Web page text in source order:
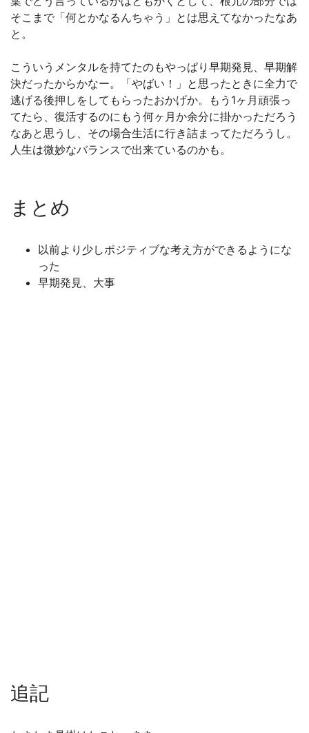
そこまで「何とかなるんちゃう」とは思えてなかったなあ
と。
こういうメンタルを持てたのもやっぱり早期発見、早期解
決だったからかなー。「やばい！」と思ったときに全力で
逃げる後押しをしてもらったおかげか。もう1ヶ月頑張っ
てたら、復活するのにもう何ヶ月か余分に掛かっただろう
なあと思うし、その場合生活に行き詰まってただろうし。
人生は微妙なバランスで出来ているのかも。
まとめ
以前より少しポジティブな考え方ができるようにな
った
早期発見、大事
追記